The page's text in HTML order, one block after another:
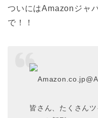
ついにはAmazonジャ
で！！
Amazon.co.jp
皆さん、たくさん